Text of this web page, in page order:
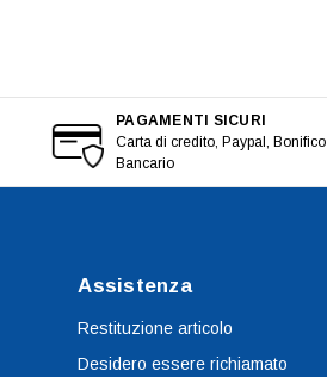
PAGAMENTI SICURI
Carta di credito, Paypal, Bonifico
Bancario
Assistenza
Restituzione articolo
Desidero essere richiamato